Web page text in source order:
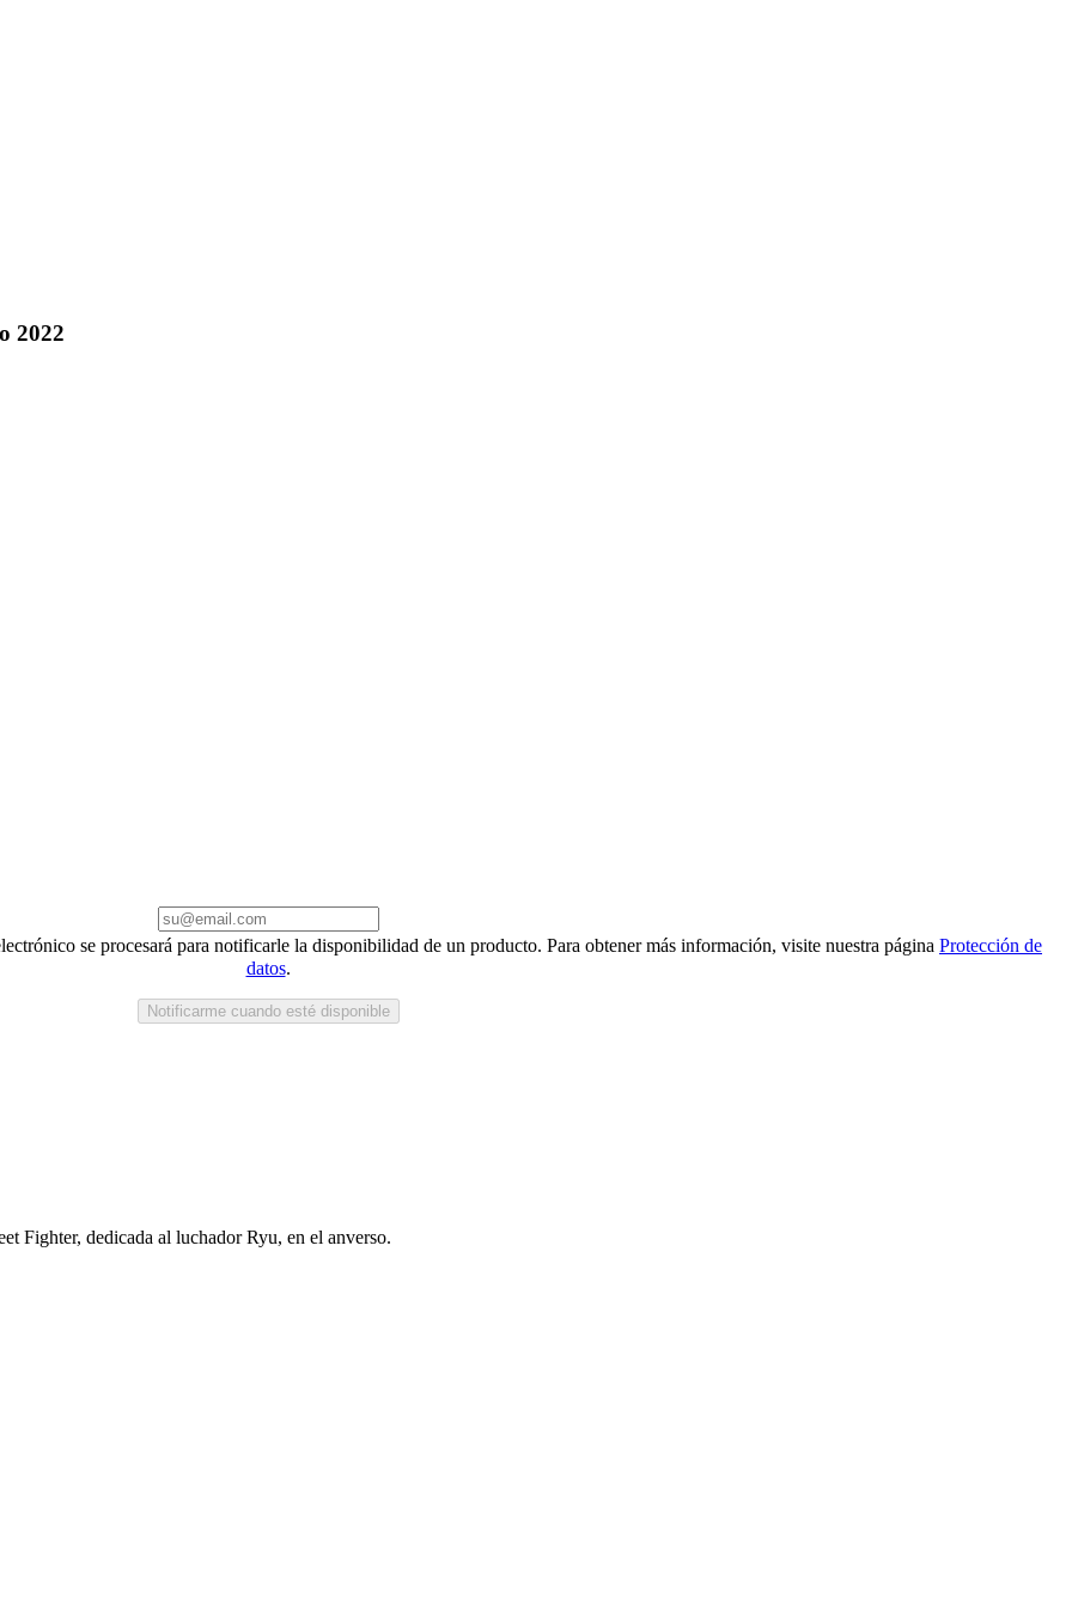
2022
se procesará para notificarle la disponibilidad de un producto. Para obtener más información, visite nuestra página Protección de
datos.
Notificarme cuando esté disponible
Fighter, dedicada al luchador Ryu, en el anverso.